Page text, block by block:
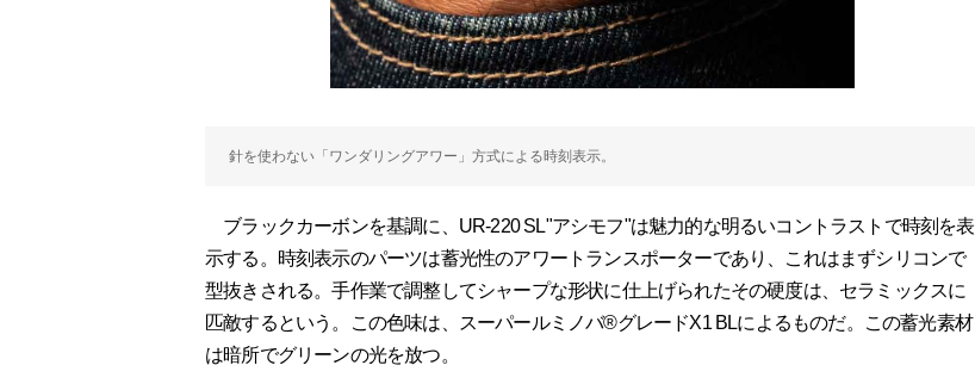
針を使わない「ワンダリングアワー」方式による時刻表示。
ブラックカーボンを基調に、UR-220 SL"アシモフ"は魅力的な明るいコントラストで時刻を表
示する。時刻表示のパーツは蓄光性のアワートランスポーターであり、これはまずシリコンで
型抜きされる。手作業で調整してシャープな形状に仕上げられたその硬度は、セラミックスに
匹敵するという。この色味は、スーパールミノバ®グレードX1 BLによるものだ。この蓄光素材
は暗所でグリーンの光を放つ。